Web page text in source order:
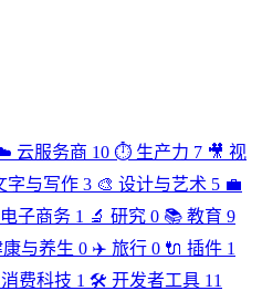
云服务商 10 ⏱️ 生产力 7 🎥 视
字与写作 3 🎨 设计与艺术 5 💼
电子商务 1 🔬 研究 0 📚 教育 9
康与养生 0 ✈️ 旅行 0 🔌 插件 1
消费科技 1 🛠️ 开发者工具 11